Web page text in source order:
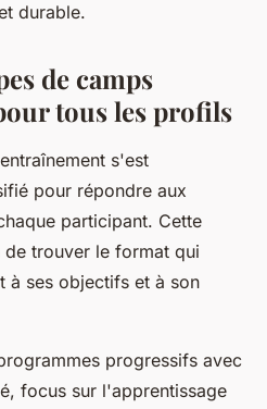
durable.
de camps
tous les profils
s'est
pour répondre aux
participant. Cette
trouver le format qui
à ses objectifs et à son
progressifs avec
focus sur l'apprentissage